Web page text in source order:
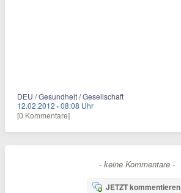
DEU / Gesundheit / Gesellschaft
12.02.2012 ·08:08 Uhr
[0 Kommentare]
- keine Kommentare -
JETZT kommentieren